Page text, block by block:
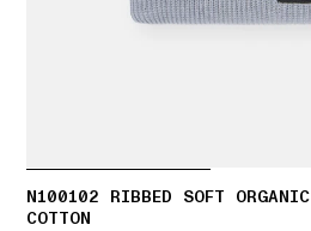
N100102 RIBBED SOFT ORGANIC
COTTON